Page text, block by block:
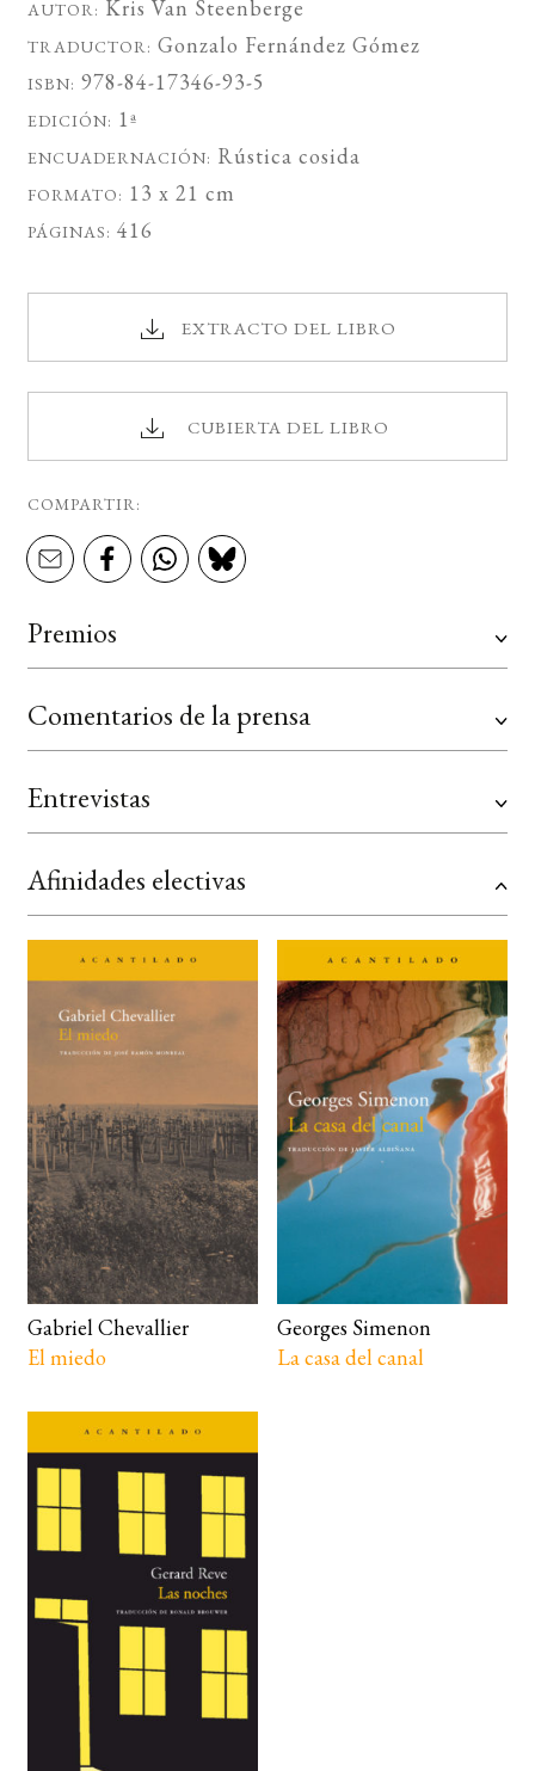
AUTOR: Kris Van Steenberge
TRADUCTOR: Gonzalo Fernández Gómez
ISBN: 978-84-17346-93-5
EDICIÓN: 1ª
ENCUADERNACIÓN: Rústica cosida
FORMATO: 13 x 21 cm
PÁGINAS: 416
EXTRACTO DEL LIBRO
CUBIERTA DEL LIBRO
COMPARTIR:
Premios
Comentarios de la prensa
Entrevistas
Afinidades electivas
Gabriel Chevallier
El miedo
Georges Simenon
La casa del canal